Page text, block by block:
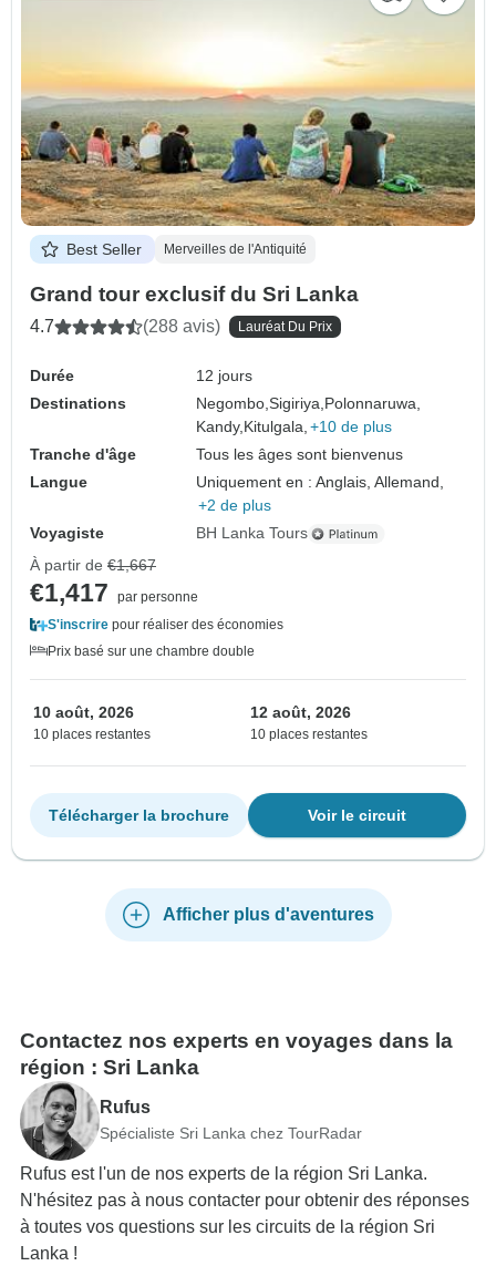
Best Seller Merveilles de l'Antiquité
Grand tour exclusif du Sri Lanka
4.7 (288 avis) Lauréat Du Prix
Durée
12 jours
Destinations
Negombo,Sigiriya,Polonnaruwa,
Kandy,Kitulgala, +10 de plus
Tranche d'âge
Tous les âges sont bienvenus
Langue
Uniquement en : Anglais, Allemand,
+2 de plus
Voyagiste
BH Lanka Tours
À partir de €1,667
€1,417
par personne
S'inscrire pour réaliser des économies
Prix basé sur une chambre double
10 août, 2026
10 places restantes
12 août, 2026
10 places restantes
Voir le circuit
Télécharger la brochure
Afficher plus d'aventures
Contactez nos experts en voyages dans la
région : Sri Lanka
Rufus
Spécialiste Sri Lanka chez TourRadar
Rufus est l'un de nos experts de la région Sri Lanka.
N'hésitez pas à nous contacter pour obtenir des réponses
à toutes vos questions sur les circuits de la région Sri
Lanka !